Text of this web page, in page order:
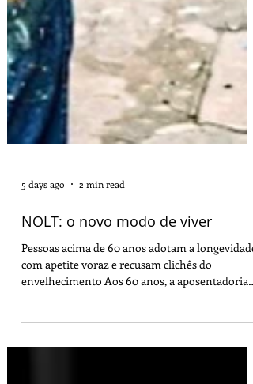
5 days ago 2 min read
NOLT: o novo modo de viver
envelhecimento Aos 60 anos, a aposentadoria